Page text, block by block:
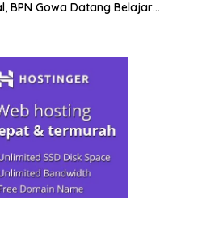
BPN Gowa Datang Belajar